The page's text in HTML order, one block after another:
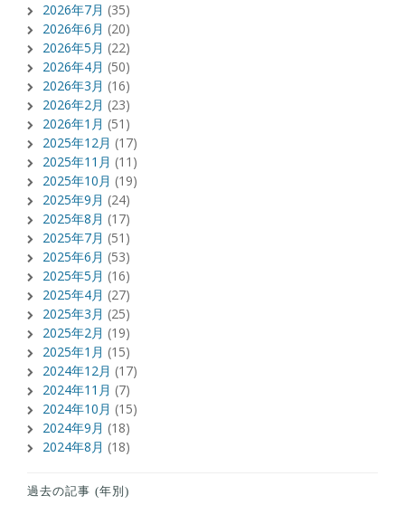
2026年7月 (35)
2026年6月 (20)
2026年5月 (22)
2026年4月 (50)
2026年3月 (16)
2026年2月 (23)
2026年1月 (51)
2025年12月 (17)
2025年11月 (11)
2025年10月 (19)
2025年9月 (24)
2025年8月 (17)
2025年7月 (51)
2025年6月 (53)
2025年5月 (16)
2025年4月 (27)
2025年3月 (25)
2025年2月 (19)
2025年1月 (15)
2024年12月 (17)
2024年11月 (7)
2024年10月 (15)
2024年9月 (18)
2024年8月 (18)
過去の記事 (年別)